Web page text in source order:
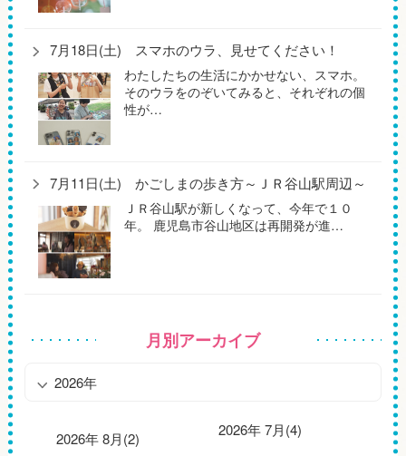
7月18日(土) スマホのウラ、見せてください！
わたしたちの生活にかかせない、スマホ。
そのウラをのぞいてみると、それぞれの個
性が…
7月11日(土) かごしまの歩き方～ＪＲ谷山駅周辺～
ＪＲ谷山駅が新しくなって、今年で１０
年。 鹿児島市谷山地区は再開発が進…
月別アーカイブ
2026年
2026年 8月(2) 2026年 7月(4)